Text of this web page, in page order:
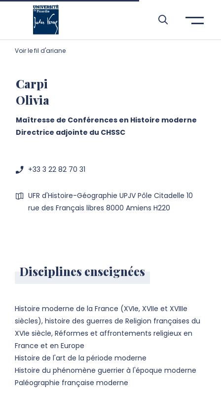
Aller à l’entête de page
Aller au menu principale
Aller au contenu principal
Aller à la recherche
Passer aux cookies
Aller au pied de page
Voir le fil d'ariane
Carpi
Olivia
Maîtresse de Conférences en Histoire moderne
Directrice adjointe du CHSSC
+33 3 22 82 70 31
UFR d'Histoire-Géographie UPJV Pôle Citadelle 10
rue des Français libres 8000 Amiens H220
Disciplines enseignées
Histoire moderne de la France (XVIe, XVIIe et XVIIIe
siècles), histoire des guerres de Religion françaises du
XVIe siècle, Réformes et affrontements religieux en
France et en Europe
Histoire de l'art de la période moderne
Histoire du phénomène guerrier à l'époque moderne
Paléographie française moderne